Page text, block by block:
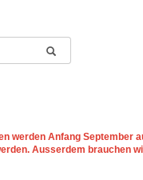
werden Anfang September
Ausserdem brauchen